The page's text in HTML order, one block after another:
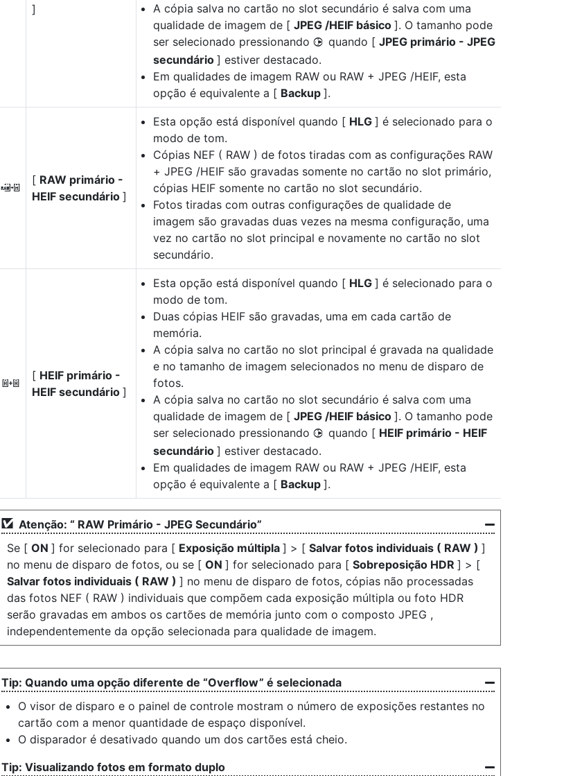
]
A cópia salva no cartão no slot secundário é salva com uma
qualidade de imagem de [ JPEG /HEIF básico ]. O tamanho pode
ser selecionado pressionando 2 quando [ JPEG primário - JPEG
secundário ] estiver destacado.
Em qualidades de imagem RAW ou RAW + JPEG /HEIF, esta
opção é equivalente a [ Backup ].
a
[ RAW primário -
HEIF secundário ]
Esta opção está disponível quando [ HLG ] é selecionado para o
modo de tom.
Cópias NEF ( RAW ) de fotos tiradas com as configurações RAW
+ JPEG /HEIF são gravadas somente no cartão no slot primário,
cópias HEIF somente no cartão no slot secundário.
Fotos tiradas com outras configurações de qualidade de
imagem são gravadas duas vezes na mesma configuração, uma
vez no cartão no slot principal e novamente no cartão no slot
secundário.
b
[ HEIF primário -
HEIF secundário ]
Esta opção está disponível quando [ HLG ] é selecionado para o
modo de tom.
Duas cópias HEIF são gravadas, uma em cada cartão de
memória.
A cópia salva no cartão no slot principal é gravada na qualidade
e no tamanho de imagem selecionados no menu de disparo de
fotos.
A cópia salva no cartão no slot secundário é salva com uma
qualidade de imagem de [ JPEG /HEIF básico ]. O tamanho pode
ser selecionado pressionando 2 quando [ HEIF primário - HEIF
secundário ] estiver destacado.
Em qualidades de imagem RAW ou RAW + JPEG /HEIF, esta
opção é equivalente a [ Backup ].
Atenção: “ RAW Primário - JPEG Secundário”
Se [ ON ] for selecionado para [ Exposição múltipla ] > [ Salvar fotos individuais ( RAW ) ]
no menu de disparo de fotos, ou se [ ON ] for selecionado para [ Sobreposição HDR ] > [
Salvar fotos individuais ( RAW ) ] no menu de disparo de fotos, cópias não processadas
das fotos NEF ( RAW ) individuais que compõem cada exposição múltipla ou foto HDR
serão gravadas em ambos os cartões de memória junto com o composto JPEG ,
independentemente da opção selecionada para qualidade de imagem.
Quando uma opção diferente de “Overflow” é selecionada
O visor de disparo e o painel de controle mostram o número de exposições restantes no
cartão com a menor quantidade de espaço disponível.
O disparador é desativado quando um dos cartões está cheio.
Visualizando fotos em formato duplo